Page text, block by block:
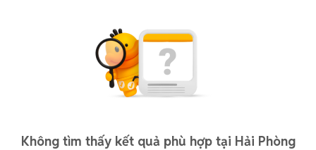
Không tìm thấy kết quả phù hợp tại Hải Phòng